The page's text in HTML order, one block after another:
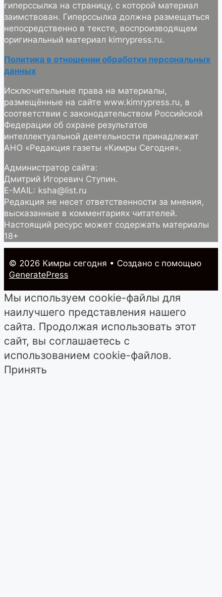
гиперссылка на страницу, с которой материал
заимствован. Гиперссылка должна размещаться
непосредственно в тексте, воспроизводящем
оригинальный материал kimrypress.ru.
Политика в отношении обработки персональных
данных
Исключительные права на материалы,
размещённые на сайте www.kimrypress.ru, в
соответствии с законодательством Российской
Федерации об охране результатов
интеллектуальной деятельности принадлежат
АНО «Редакция газеты «Кимры Сегодня».
Администратор сайта:
Дмитрий Игоревич Ступин.
E-MAIL: ksha@list.ru
Редакция не несет ответственности за мнения,
высказанные в комментариях читателей.
Настоящий ресурс может содержать материалы
18+
© 2026 Кимры cегодня • Создано с помощью
GeneratePress
Мы используем cookie-файлы для
наилучшего представления нашего
сайта. Продолжая использовать этот
сайт, вы соглашаетесь с
использованием cookie-файлов.
Принять